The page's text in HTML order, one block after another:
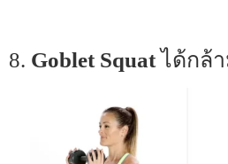
8. Goblet Squatได้กล้า